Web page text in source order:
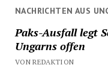
NACHRICHTEN AUS
Paks-Ausfall legt
Ungarns offen
VON REDAKTION